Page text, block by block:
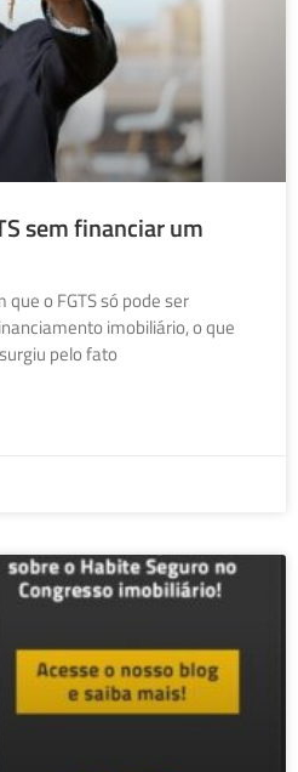
sem financiar um
o FGTS só pode ser
imobiliário, o que
pelo fato